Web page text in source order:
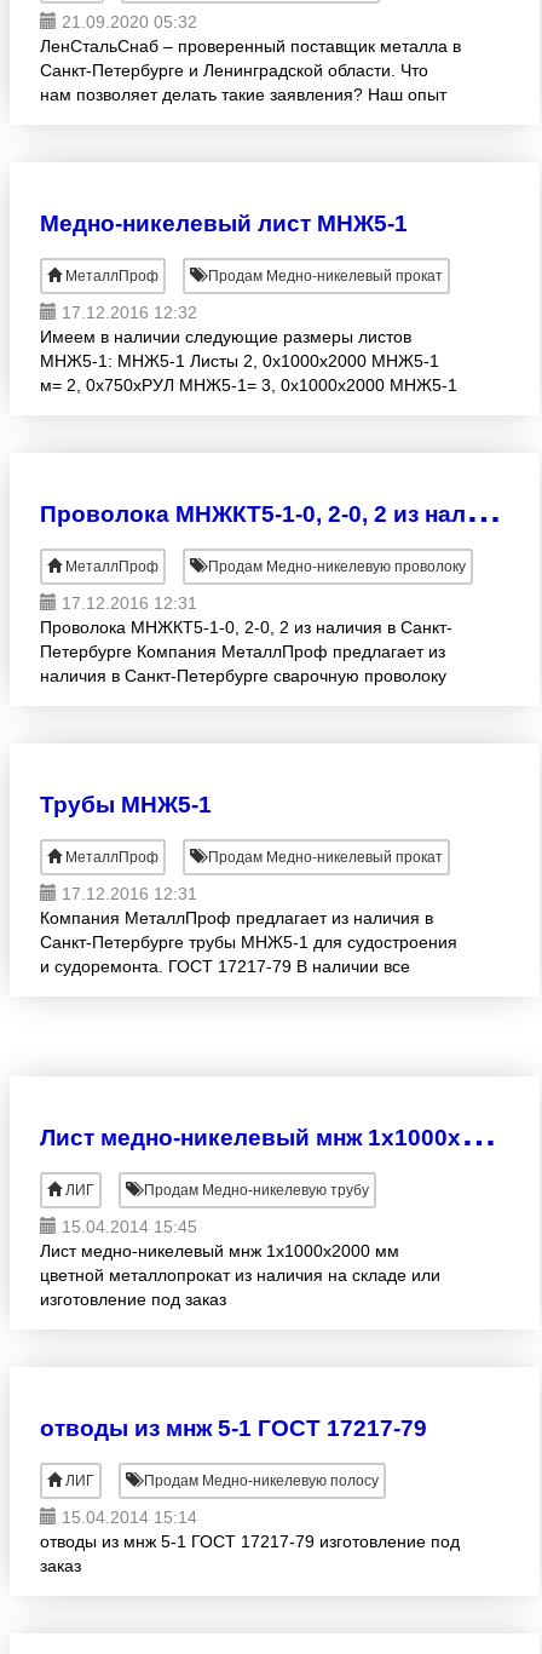
21.09.2020 05:32
ЛенСтальСнаб – проверенный поставщик металла в
Санкт-Петербурге и Ленинградской области. Что
нам позволяет делать такие заявления? Наш опыт
Медно-никелевый лист МНЖ5-1
МеталлПроф Продам Медно-никелевый прокат
17.12.2016 12:32
Имеем в наличии следующие размеры листов
МНЖ5-1: МНЖ5-1 Листы 2, 0х1000х2000 МНЖ5-1
м= 2, 0х750хРУЛ МНЖ5-1= 3, 0х1000х2000 МНЖ5-1
П
роволока МНЖКТ5-1-0, 2-0, 2 из наличия в Санкт-Петербурге
МеталлПроф Продам Медно-никелевую проволоку
17.12.2016 12:31
Проволока МНЖКТ5-1-0, 2-0, 2 из наличия в Санкт-
Петербурге Компания МеталлПроф предлагает из
наличия в Санкт-Петербурге сварочную проволоку
Трубы МНЖ5-1
МеталлПроф Продам Медно-никелевый прокат
17.12.2016 12:31
Компания МеталлПроф предлагает из наличия в
Санкт-Петербурге трубы МНЖ5-1 для судостроения
и судоремонта. ГОСТ 17217-79 В наличии все
Л
ист медно-никелевый мнж 1х1000х2000 мм
ЛИГ Продам Медно-никелевую трубу
15.04.2014 15:45
Лист медно-никелевый мнж 1х1000х2000 мм
цветной металлопрокат из наличия на складе или
изготовление под заказ
отводы из мнж 5-1 ГОСТ 17217-79
ЛИГ Продам Медно-никелевую полосу
15.04.2014 15:14
отводы из мнж 5-1 ГОСТ 17217-79 изготовление под
заказ